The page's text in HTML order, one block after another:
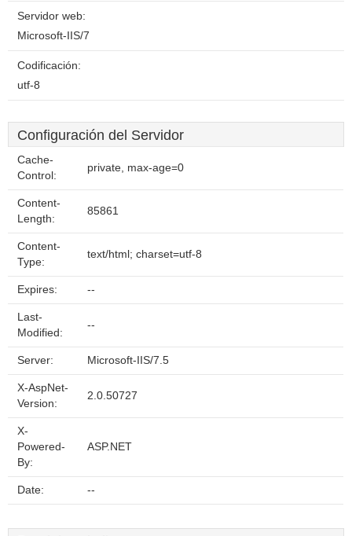
Servidor web:
Microsoft-IIS/7
Codificación:
utf-8
Configuración del Servidor
Cache-
Control:
private, max-age=0
Content-
Length:
85861
Content-
Type:
text/html; charset=utf-8
Expires: --
Last-
Modified:
--
Server: Microsoft-IIS/7.5
X-AspNet-
Version:
2.0.50727
X-
Powered-
By:
ASP.NET
Date: --